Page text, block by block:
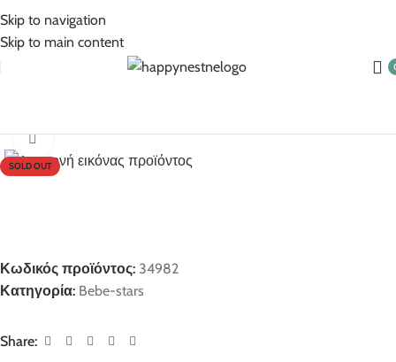
Skip to navigation
Skip to main content
SOLD OUT
Click to enlarge
Κωδικός προϊόντος: 34982
Κατηγορία: Bebe-stars
Share:
5% Επιπλέον έκπτωση για πληρωμές με κάρτα!